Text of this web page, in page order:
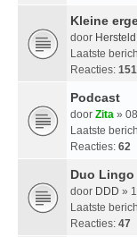
Kleine
door
Laatste
Reacties:
Podcast
door Zita »
Laatste
Reacties: 62
Duo Lingo
door DDD »
Laatste
Reacties: 47